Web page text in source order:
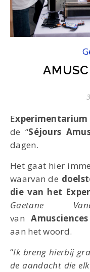
Experimentarium
de “Séjours
dagen.
Het gaat hier
waarvan de
die van het
Gaetane
vanAmusciences
aan het woord.
“Ik breng hierbij
de aandacht die